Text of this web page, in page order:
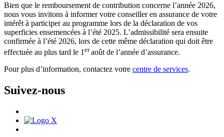
Bien que le remboursement de contribution concerne l’année 2026,
nous vous invitons à informer votre conseiller en assurance de votre
intérêt à participer au programme lors de la déclaration de vos
superficies ensemencées à l’été 2025. L’admissibilité sera ensuite
confirmée à l’été 2026, lors de cette même déclaration qui doit être
effectuée au plus tard le 1 eraoût de l’année d’assurance.
Pour plus d’information, contactez votre centre de services.
Suivez-nous